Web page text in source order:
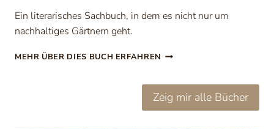
Ein literarisches Sachbuch, in dem es nicht nur um
nachhaltiges Gärtnern geht.
MEHR ÜBER DIES BUCH ERFAHREN E
N
B
Zeig mir alle Bücher